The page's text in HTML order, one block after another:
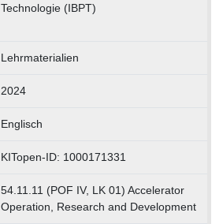
Technologie (IBPT)
Lehrmaterialien
2024
Englisch
KITopen-ID: 1000171331
54.11.11 (POF IV, LK 01) Accelerator
Operation, Research and Development